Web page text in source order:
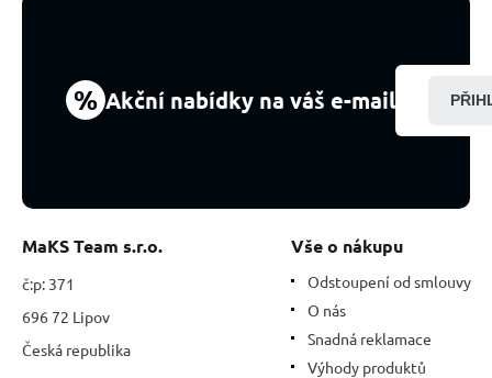
mm
1
% Akční nabídky na váš e-mail
MaKS Team s.r.o.
č:p: 371
696 72 Lipov
Česká republika
Vše o nákupu
Odstoupení od smlouvy
O nás
Snadná reklamace
Výhody produktů